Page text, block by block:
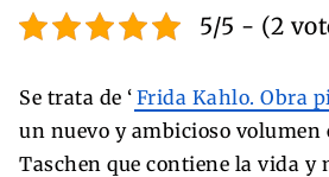
5/5 - (2
Se trata de ‘ Frida Kahlo. Obra
un nuevo y ambicioso volumen
Taschen que contiene la vida y